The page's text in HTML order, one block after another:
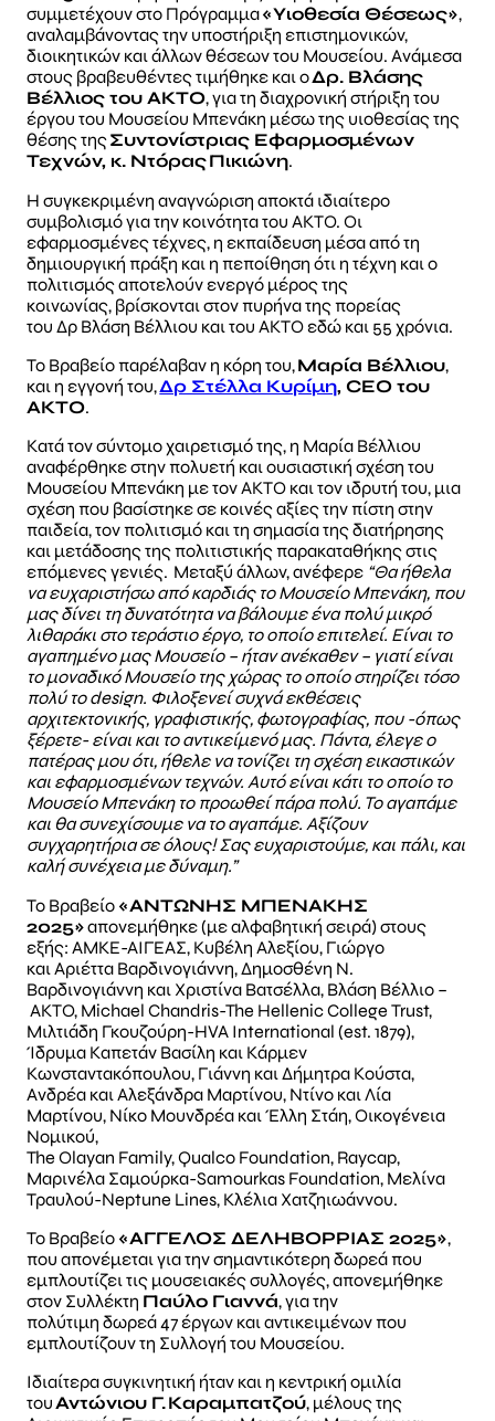
συμμετέχουν στο Πρόγραμμα«Υιοθεσία Θέσεως»,
αναλαμβάνοντας την υποστήριξη επιστημονικών,
διοικητικών και άλλων θέσεων του Μουσείου. Ανάμεσα
στους βραβευθέντες τιμήθηκε και οΔρ. Βλάσης
Βέλλιος του ΑΚΤΟ, για τη διαχρονική στήριξη του
έργου του Μουσείου Μπενάκη μέσω της υιοθεσίας της
θέσης τηςΣυντονίστριας Εφαρμοσμένων
Τεχνών, κ. Ντόρας Πικιώνη.
Η συγκεκριμένη αναγνώριση αποκτά ιδιαίτερο
συμβολισμό για την κοινότητα του ΑΚΤΟ. Οι
εφαρμοσμένες τέχνες, η εκπαίδευση μέσα από τη
δημιουργική πράξη και η πεποίθηση ότι η τέχνη και ο
πολιτισμός αποτελούν ενεργό μέρος της
κοινωνίας, βρίσκονται στον πυρήνα της πορείας
του Δρ Βλάση Βέλλιου και του ΑΚΤΟ εδώ και 55 χρόνια.
Το Βραβείο παρέλαβαν η κόρη του,Μαρία Βέλλιου,
και η εγγονή του,Δρ Στέλλα Κυρίμη, CEO του
ΑΚΤΟ.
Κατά τον σύντομο χαιρετισμό της, η Μαρία Βέλλιου
αναφέρθηκε στην πολυετή και ουσιαστική σχέση του
Μουσείου Μπενάκη με τον ΑΚΤΟ και τον ιδρυτή του, μια
σχέση που βασίστηκε σε κοινές αξίες την πίστη στην
παιδεία, τον πολιτισμό και τη σημασία της διατήρησης
και μετάδοσης της πολιτιστικής παρακαταθήκης στις
επόμενες γενιές. Μεταξύ άλλων, ανέφερε “Θα ήθελα
να ευχαριστήσω από καρδιάς το Μουσείο Μπενάκη, που
μας δίνει τη δυνατότητα να βάλουμε ένα πολύ μικρό
λιθαράκι στο τεράστιο έργο, το οποίο επιτελεί. Είναι το
αγαπημένο μας Μουσείο – ήταν ανέκαθεν – γιατί είναι
το μοναδικό Μουσείο της χώρας το οποίο στηρίζει τόσο
πολύ το design. Φιλοξενεί συχνά εκθέσεις
αρχιτεκτονικής, γραφιστικής, φωτογραφίας, που -όπως
ξέρετε- είναι και το αντικείμενό μας. Πάντα, έλεγε ο
πατέρας μου ότι, ήθελε να τονίζει τη σχέση εικαστικών
και εφαρμοσμένων τεχνών. Αυτό είναι κάτι το οποίο το
Μουσείο Μπενάκη το προωθεί πάρα πολύ. Το αγαπάμε
και θα συνεχίσουμε να το αγαπάμε. Αξίζουν
συγχαρητήρια σε όλους! Σας ευχαριστούμε, και πάλι, και
καλή συνέχεια με δύναμη.”
Το Βραβείο «ΑΝΤΩΝΗΣ ΜΠΕΝΑΚΗΣ
2025»απονεμήθηκε (με αλφαβητική σειρά) στους
εξής: ΑΜΚΕ-ΑΙΓΕΑΣ, Κυβέλη Αλεξίου, Γιώργο
και Αριέττα Βαρδινογιάννη, Δημοσθένη Ν.
Βαρδινογιάννη και Χριστίνα Βατσέλλα, Βλάση Βέλλιο –
ΑΚΤΟ, Michael Chandris-The Hellenic College Trust,
Μιλτιάδη Γκουζούρη-HVA International (est. 1879),
Ίδρυμα Καπετάν Βασίλη και Κάρμεν
Κωνσταντακόπουλου, Γιάννη και Δήμητρα Κούστα,
Ανδρέα και Αλεξάνδρα Μαρτίνου, Ντίνο και Λία
Μαρτίνου, Νίκο Μουνδρέα και Έλλη Στάη, Οικογένεια
Νομικού,
The Olayan Family, Qualco Foundation, Raycap,
Μαρινέλα Σαμούρκα-Samourkas Foundation, Μελίνα
Τραυλού-Neptune Lines, Κλέλια Χατζηιωάννου.
Το Βραβείο «ΑΓΓΕΛΟΣ ΔΕΛΗΒΟΡΡΙΑΣ 2025»,
που απονέμεται για την σημαντικότερη δωρεά που
εμπλουτίζει τις μουσειακές συλλογές, απονεμήθηκε
στον Συλλέκτη Παύλο Γιαννά, για την
πολύτιμη δωρεά 47 έργων και αντικειμένων που
εμπλουτίζουν τη Συλλογή του Μουσείου.
Ιδιαίτερα συγκινητική ήταν και η κεντρική ομιλία
τουΑντώνιου Γ. Καραμπατζού, μέλους της